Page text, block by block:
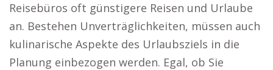
Reisebüros oft günstigere Reisen und Urlaube
an. Bestehen Unverträglichkeiten, müssen auch
kulinarische Aspekte des Urlaubsziels in die
Planung einbezogen werden. Egal, ob Sie